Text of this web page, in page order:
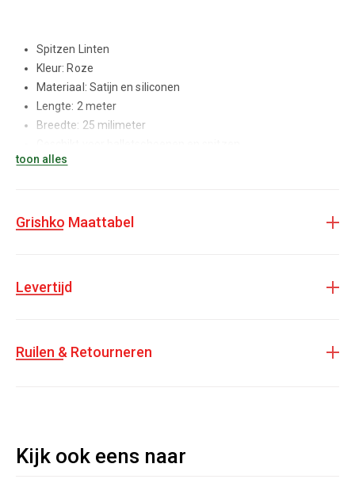
Spitzen Linten
Kleur: Roze
Materiaal: Satijn en siliconen
Lengte: 2 meter
Breedte: 25 milimeter
Wilt uspitzen laten aanmeten
toon alles
Grishko Maattabel
Levertijd
Ruilen & Retourneren
Kijk ook eens naar